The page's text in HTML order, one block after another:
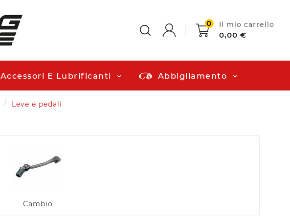
0 Il mio carrello
0,00 €
Accessori E Lubrificanti Abbigliamento
Leve e pedali
Cambio